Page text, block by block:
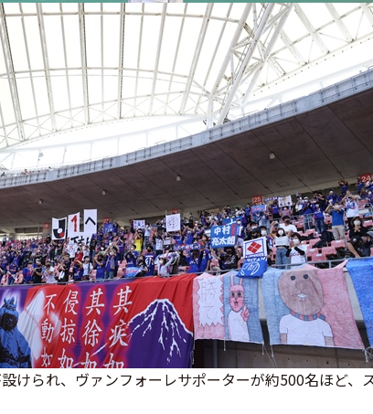
けられ、ヴァンフォーレサポーターが約500名ほど、